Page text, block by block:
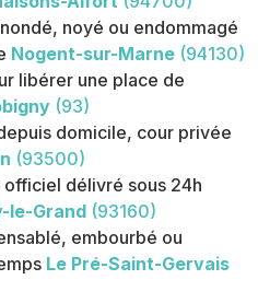
noyé ou endommagé
Nogent-sur-Marne (94130)
libérer une place de
(93)
domicile, cour privée
(93500)
délivré sous 24h
le-Grand (93160)
embourbé ou
Le Pré-Saint-Gervais